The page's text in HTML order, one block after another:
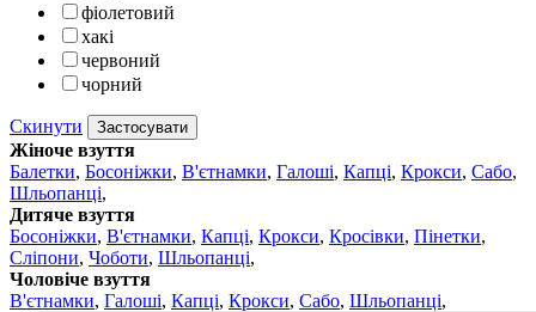
фіолетовий
хакі
червоний
чорний
Скинути Застосувати
Жіноче взуття
Балетки, Босоніжки, В'єтнамки, Галоші, Капці, Крокси, Сабо,
Шльопанці,
Дитяче взуття
Босоніжки, В'єтнамки, Капці, Крокси, Кросівки, Пінетки,
Сліпони, Чоботи, Шльопанці,
Чоловіче взуття
В'єтнамки, Галоші, Капці, Крокси, Сабо, Шльопанці,